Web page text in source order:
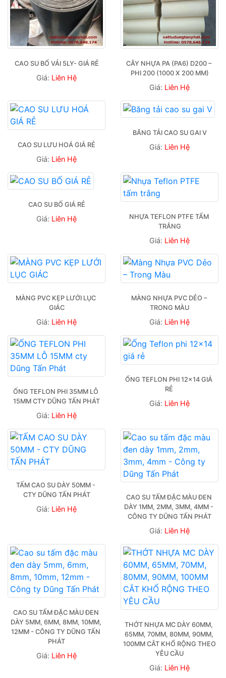
CAO SU BỐ VẢI 5LY- GIÁ RẺ
Giá: Liên Hệ
CÂY NHỰA PA (PA6) D200 –
PHI 200 (1000 X 200 MM)
Giá: Liên Hệ
CAO SU LƯU HOÁ GIÁ RẺ
Giá: Liên Hệ
BĂNG TẢI CAO SU GAI V
Giá: Liên Hệ
CAO SU BỐ GIÁ RẺ
Giá: Liên Hệ
NHỰA TEFLON PTFE TẤM
TRẮNG
Giá: Liên Hệ
MÀNG PVC KẸP LƯỚI LỤC
GIÁC
Giá: Liên Hệ
MÀNG NHỰA PVC DẺO –
TRONG MÀU
Giá: Liên Hệ
ỐNG TEFLON PHI 35MM LỖ
15MM CTY DŨNG TẤN PHÁT
Giá: Liên Hệ
ỐNG TEFLON PHI 12×14 GIÁ
RẺ
Giá: Liên Hệ
TẤM CAO SU DÀY 50MM -
CTY DŨNG TẤN PHÁT
Giá: Liên Hệ
CAO SU TẤM ĐẶC MÀU ĐEN
DÀY 1MM, 2MM, 3MM, 4MM -
CÔNG TY DŨNG TẤN PHÁT
Giá: Liên Hệ
CAO SU TẤM ĐẶC MÀU ĐEN
DÀY 5MM, 6MM, 8MM, 10MM,
12MM - CÔNG TY DŨNG TẤN
PHÁT
Giá: Liên Hệ
THỚT NHỰA MC DÀY 60MM,
65MM, 70MM, 80MM, 90MM,
100MM CẮT KHỔ RỘNG THEO
YÊU CẦU
Giá: Liên Hệ